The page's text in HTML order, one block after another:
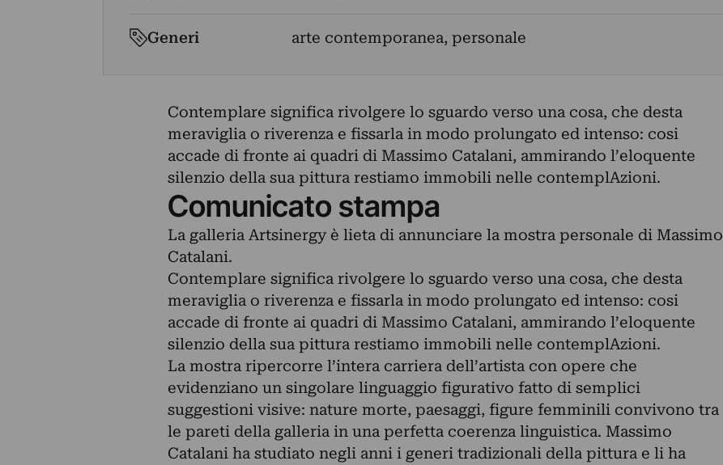
Generi arte contemporanea, personale
Contemplare significa rivolgere lo sguardo verso una cosa, che desta
meraviglia o riverenza e fissarla in modo prolungato ed intenso: cosi
accade di fronte ai quadri di Massimo Catalani, ammirando l’eloquente
silenzio della sua pittura restiamo immobili nelle contemplAzioni.
Comunicato stampa
La galleria Artsinergy è lieta di annunciare la mostra personale di Massimo
Catalani.
Contemplare significa rivolgere lo sguardo verso una cosa, che desta
meraviglia o riverenza e fissarla in modo prolungato ed intenso: cosi
accade di fronte ai quadri di Massimo Catalani, ammirando l’eloquente
silenzio della sua pittura restiamo immobili nelle contemplAzioni.
La mostra ripercorre l’intera carriera dell’artista con opere che
evidenziano un singolare linguaggio figurativo fatto di semplici
suggestioni visive: nature morte, paesaggi, figure femminili convivono tra
le pareti della galleria in una perfetta coerenza linguistica. Massimo
Catalani ha studiato negli anni i generi tradizionali della pittura e li ha